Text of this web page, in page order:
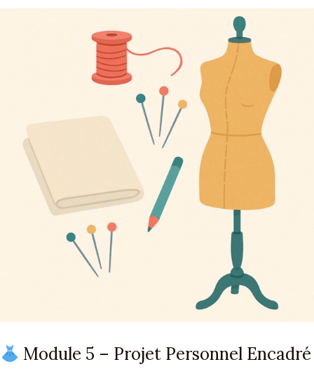
Module 5 – Projet Personnel Encadré